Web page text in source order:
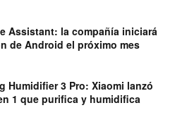
Assistant: la compañía iniciará
de Android el próximo mes
Humidifier 3 Pro: Xiaomi lanzó
1 que purifica y humidifica